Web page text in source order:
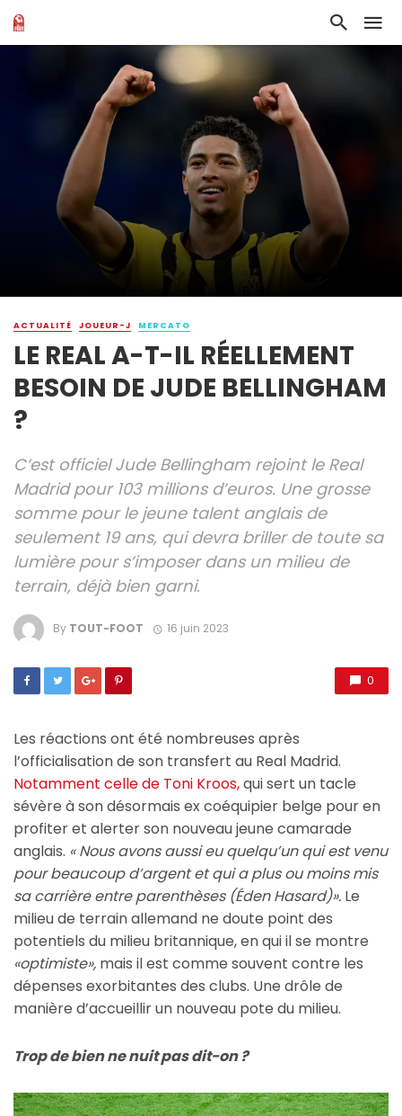
ACTUALITÉ JOUEUR-J MERCATO
LE REAL A-T-IL RÉELLEMENT
BESOIN DE JUDE BELLINGHAM
?
C’est officiel Jude Bellingham rejoint le Real
Madrid pour 103 millions d’euros. Une grosse
somme pour le jeune talent anglais de
seulement 19 ans, qui devra briller de toute sa
lumière pour s’imposer dans un milieu de
terrain, déjà bien garni.
By TOUT-FOOT 16 juin 2023
0
Les réactions ont été nombreuses après
l’officialisation de son transfert au Real Madrid.
Notamment celle de Toni Kroos,qui sert un tacle
sévère à son désormais ex coéquipier belge pour en
profiter et alerter son nouveau jeune camarade
anglais. « Nous avons aussi eu quelqu’un qui est venu
pour beaucoup d’argent et qui a plus ou moins mis
sa carrière entre parenthèses (Éden Hasard)». Le
milieu de terrain allemand ne doute point des
potentiels du milieu britannique, en qui il se montre
«optimiste», mais il est comme souvent contre les
dépenses exorbitantes des clubs. Une drôle de
manière d’accueillir un nouveau pote du milieu.
Trop de bien ne nuit pas dit-on ?